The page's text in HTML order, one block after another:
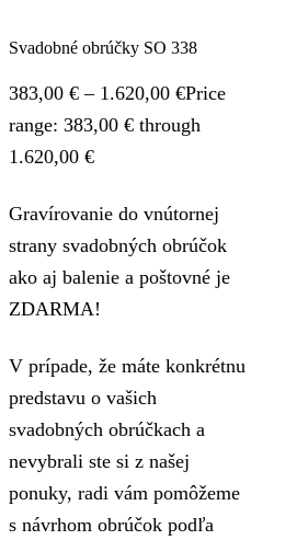
Svadobné obrúčky SO 338
383,00 € – 1.620,00 €Price
range: 383,00 € through
1.620,00 €
Gravírovanie do vnútornej
strany svadobných obrúčok
ako aj balenie a poštovné je
ZDARMA!
V prípade, že máte konkrétnu
predstavu o vašich
svadobných obrúčkach a
nevybrali ste si z našej
ponuky, radi vám pomôžeme
s návrhom obrúčok podľa